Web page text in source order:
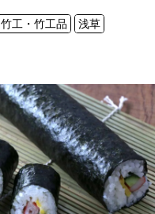
竹工・竹工品
浅草